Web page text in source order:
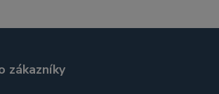
zákazníky